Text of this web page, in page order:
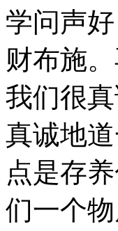
学问声
财布施
我们很
真诚地
点是存
们一个